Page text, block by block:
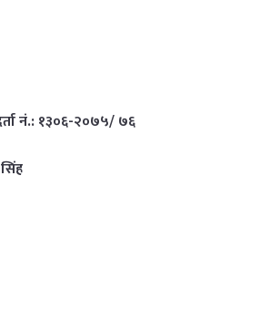
नं.: १३०६-२०७५/ ७६